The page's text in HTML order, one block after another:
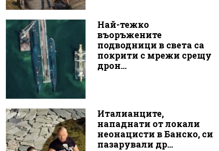
Най-тежко
въоръжените
подводници в света са
покрити с мрежи срещу
дрон...
Италианците,
нападнати от локали
неонацисти в Банско, си
пазарували др...